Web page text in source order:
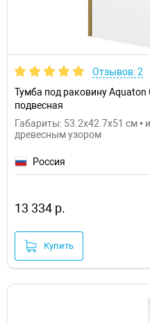
Отзывов: 2
Тумба под раковину Aquaton
подвесная
Габариты: 53.2x42.7x51 см •
древесным узором
Россия
13 334 р.
Купить